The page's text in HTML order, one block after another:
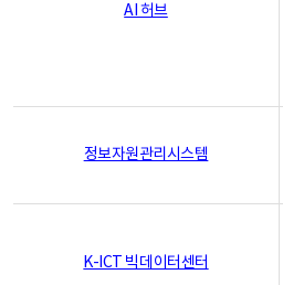
AI 허브
정보자원관리시스템
K-ICT 빅데이터센터